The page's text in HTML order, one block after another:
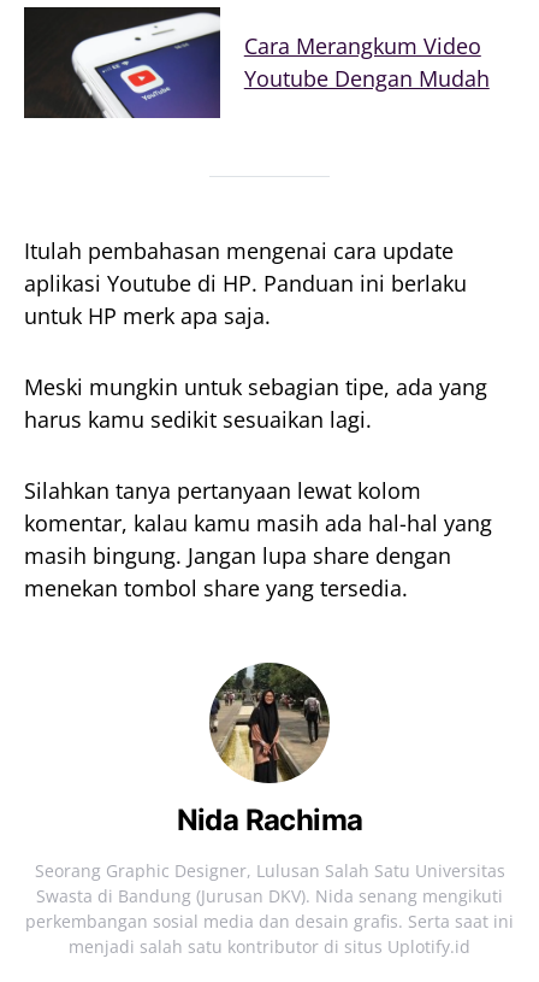
Cara Merangkum Video
Youtube Dengan Mudah
Itulah pembahasan mengenai cara update
aplikasi Youtube di HP. Panduan ini berlaku
untuk HP merk apa saja.
Meski mungkin untuk sebagian tipe, ada yang
harus kamu sedikit sesuaikan lagi.
Silahkan tanya pertanyaan lewat kolom
komentar, kalau kamu masih ada hal-hal yang
masih bingung. Jangan lupa share dengan
menekan tombol share yang tersedia.
Nida Rachima
Seorang Graphic Designer, Lulusan Salah Satu Universitas
Swasta di Bandung (Jurusan DKV). Nida senang mengikuti
perkembangan sosial media dan desain grafis. Serta saat ini
menjadi salah satu kontributor di situs Uplotify.id